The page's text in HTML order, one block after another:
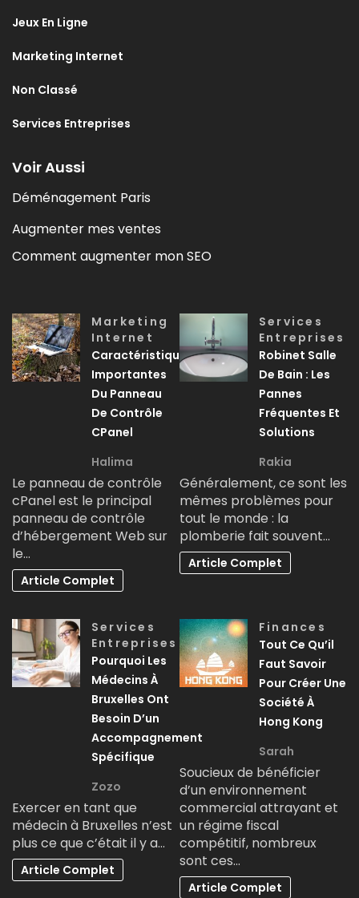
Jeux En Ligne
Marketing Internet
Non Classé
Services Entreprises
Voir Aussi
Déménagement Paris
Augmenter mes ventes
Comment augmenter mon SEO
Marketing
Internet
Caractéristiques
Importantes
Du Panneau
De Contrôle
CPanel
Halima
Le panneau de contrôle
cPanel est le principal
panneau de contrôle
d’hébergement Web sur
le…
Article Complet
Services
Entreprises
Robinet Salle
De Bain : Les
Pannes
Fréquentes Et
Solutions
Rakia
Généralement, ce sont les
mêmes problèmes pour
tout le monde : la
plomberie fait souvent…
Article Complet
Services
Entreprises
Pourquoi Les
Médecins À
Bruxelles Ont
Besoin D’un
Accompagnement
Spécifique
Zozo
Exercer en tant que
médecin à Bruxelles n’est
plus ce que c’était il y a…
Article Complet
Finances
Tout Ce Qu’il
Faut Savoir
Pour Créer Une
Société À
Hong Kong
Sarah
Soucieux de bénéficier
d’un environnement
commercial attrayant et
un régime fiscal
compétitif, nombreux
sont ces…
Article Complet